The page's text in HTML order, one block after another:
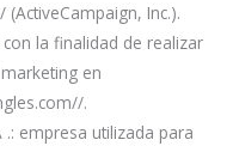
Inc.).
la finalidad de realizar
en
.
.: empresa utilizada para